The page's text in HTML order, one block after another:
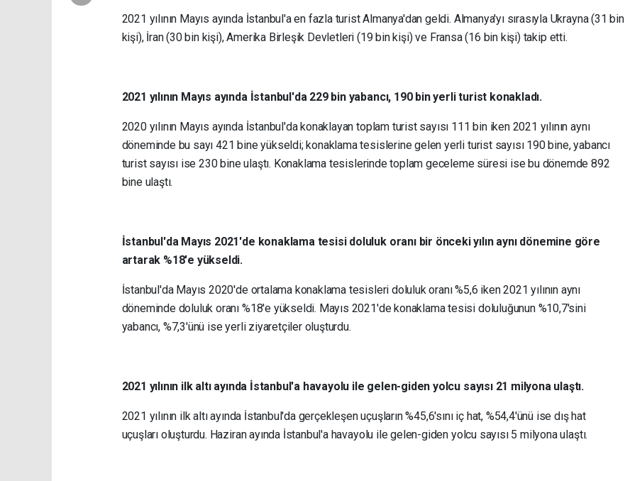
2021 yılının Mayıs ayında İstanbul'a en fazla turist Almanya'dan geldi. Almanya'yı sırasıyla Ukrayna (31 bin
kişi), İran (30 bin kişi), Amerika Birleşik Devletleri (19 bin kişi) ve Fransa (16 bin kişi) takip etti.
2021 yılının Mayıs ayında İstanbul'da 229 bin yabancı, 190 bin yerli turist konakladı.
2020 yılının Mayıs ayında İstanbul'da konaklayan toplam turist sayısı 111 bin iken 2021 yılının aynı
döneminde bu sayı 421 bine yükseldi; konaklama tesislerine gelen yerli turist sayısı 190 bine, yabancı
turist sayısı ise 230 bine ulaştı. Konaklama tesislerinde toplam geceleme süresi ise bu dönemde 892
bine ulaştı.
İstanbul'da Mayıs 2021'de konaklama tesisi doluluk oranı bir önceki yılın aynı dönemine göre
artarak %18'e yükseldi.
İstanbul'da Mayıs 2020'de ortalama konaklama tesisleri doluluk oranı %5,6 iken 2021 yılının aynı
döneminde doluluk oranı %18'e yükseldi. Mayıs 2021'de konaklama tesisi doluluğunun %10,7'sini
yabancı, %7,3'ünü ise yerli ziyaretçiler oluşturdu.
2021 yılının ilk altı ayında İstanbul'a havayolu ile gelen-giden yolcu sayısı 21 milyona ulaştı.
2021 yılının ilk altı ayında İstanbul'da gerçekleşen uçuşların %45,6'sını iç hat, %54,4'ünü ise dış hat
uçuşları oluşturdu. Haziran ayında İstanbul'a havayolu ile gelen-giden yolcu sayısı 5 milyona ulaştı.